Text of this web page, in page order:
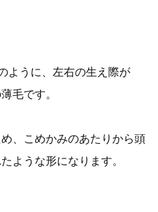
ように、左右の生え際が
毛です。
、こめかみのあたりから頭
ような形になります。